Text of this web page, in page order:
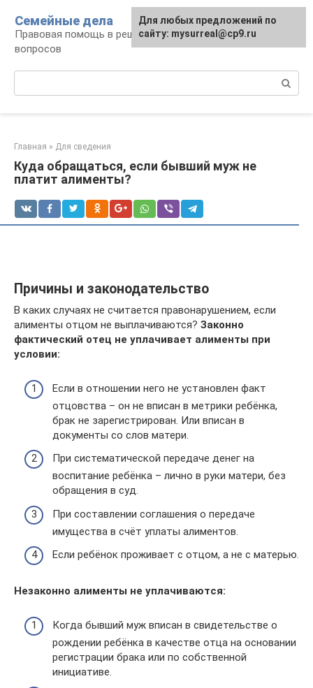
контенту
Семейные дела
Правовая помощь в решении семейных
вопросов
Главная » Для сведения
Куда обращаться, если бывший муж не
платит алименты?
Причины и законодательство
В каких случаях не считается правонарушением, если
алименты отцом не выплачиваются? Законно
фактический отец не уплачивает алименты при
условии:
Если в отношении него не установлен факт
отцовства – он не вписан в метрики ребёнка,
брак не зарегистрирован. Или вписан в
документы со слов матери.
При систематической передаче денег на
воспитание ребёнка – лично в руки матери, без
обращения в суд.
При составлении соглашения о передаче
имущества в счёт уплаты алиментов.
Если ребёнок проживает с отцом, а не с матерью.
Незаконно алименты не уплачиваются:
Когда бывший муж вписан в свидетельстве о
рождении ребёнка в качестве отца на основании
регистрации брака или по собственной
инициативе.
Для любых предложений по
сайту: mysurreal@cp9.ru